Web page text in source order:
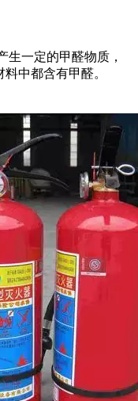
生一定的甲醛物质，
中都含有甲醛。